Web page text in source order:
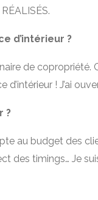
d’intérieur ?
de copropriété.
d’intérieur ! J’ai
?
au budget des
des timings… Je